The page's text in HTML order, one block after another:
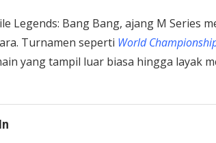
Legends: Bang Bang, ajang M Series
Turnamen seperti World
yang tampil luar biasa hingga layak